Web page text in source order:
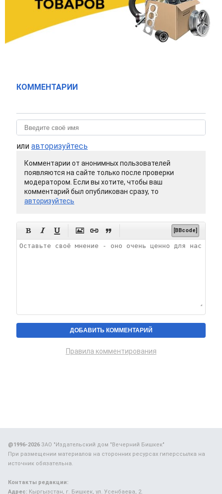
КОММЕНТАРИИ
или авторизуйтесь
Комментарии от анонимных пользователей
появляются на сайте только после проверки
модератором. Если вы хотите, чтобы ваш
комментарий был опубликован сразу, то
авторизуйтесь
      [BBcode]
Правила комментирования
@1996-2026ЗАО "Издательский дом "Вечерний Бишкек"
При размещении материалов на сторонних ресурсах гиперссылка на
источник обязательна.
Контакты редакции:
Адрес: Кыргызстан, г. Бишкек, ул. Усенбаева, 2.